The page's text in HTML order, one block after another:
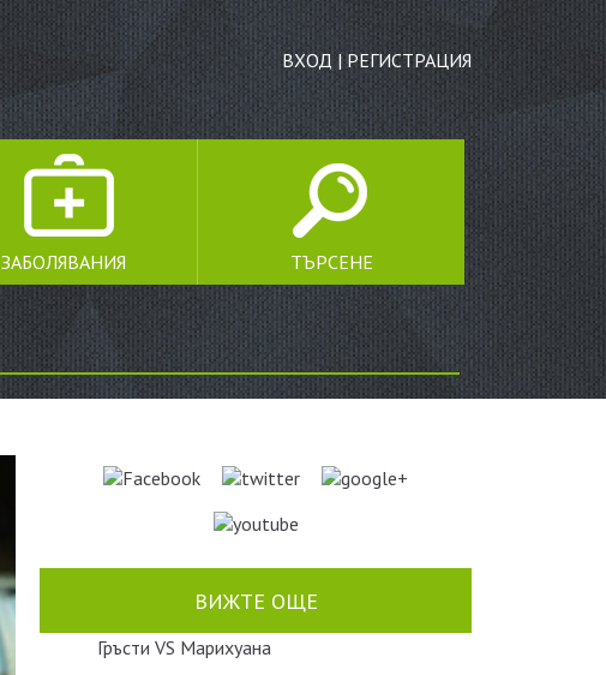
ВХОД | РЕГИСТРАЦИЯ
ЗАБОЛЯВАНИЯ ТЪРСЕНЕ
ТЪРСЕНЕ
ВИЖТЕ ОЩЕ
Гръсти VS Марихуана